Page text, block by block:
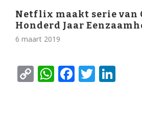
Netflix maakt serie van
Honderd Jaar
6 maart 2019
Copy
Link
WhatsApp
Facebook
Twitter